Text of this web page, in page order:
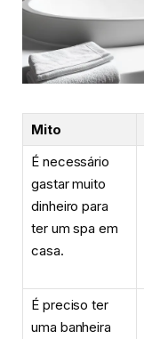
Mito
É necessário
gastar muito
dinheiro para
ter um spa em
casa.
É preciso ter
uma banheira